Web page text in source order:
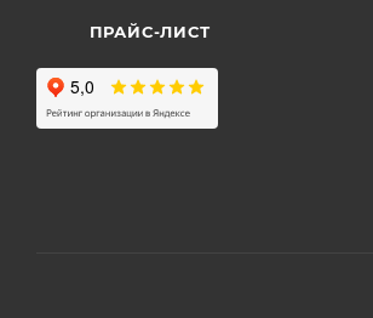
ПРАЙС-ЛИСТ